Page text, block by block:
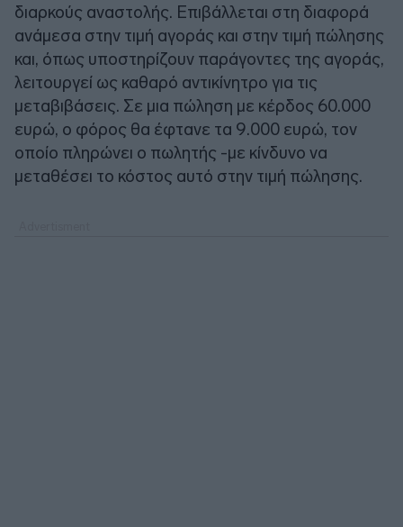
διαρκούς αναστολής. Επιβάλλεται στη διαφορά
ανάμεσα στην τιμή αγοράς και στην τιμή πώλησης
και, όπως υποστηρίζουν παράγοντες της αγοράς,
λειτουργεί ως καθαρό αντικίνητρο για τις
μεταβιβάσεις. Σε μια πώληση με κέρδος 60.000
ευρώ, ο φόρος θα έφτανε τα 9.000 ευρώ, τον
οποίο πληρώνει ο πωλητής -με κίνδυνο να
μεταθέσει το κόστος αυτό στην τιμή πώλησης.